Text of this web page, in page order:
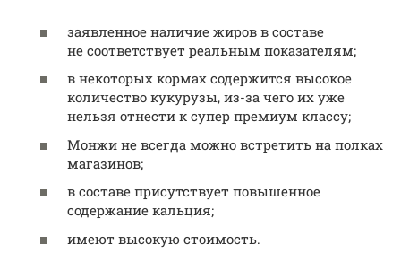
заявленное наличие жиров в составе
не соответствует реальным показателям;
в некоторых кормах содержится высокое
количество кукурузы, из-за чего их уже
нельзя отнести к супер премиум классу;
Монжи не всегда можно встретить на полках
магазинов;
в составе присутствует повышенное
содержание кальция;
имеют высокую стоимость.